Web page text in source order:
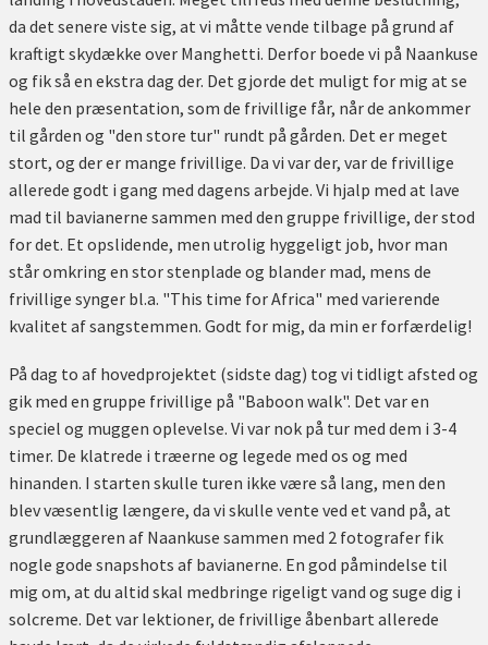
da det senere viste sig, at vi måtte vende tilbage på grund af
kraftigt skydække over Manghetti. Derfor boede vi på Naankuse
og fik så en ekstra dag der. Det gjorde det muligt for mig at se
hele den præsentation, som de frivillige får, når de ankommer
til gården og "den store tur" rundt på gården. Det er meget
stort, og der er mange frivillige. Da vi var der, var de frivillige
allerede godt i gang med dagens arbejde. Vi hjalp med at lave
mad til bavianerne sammen med den gruppe frivillige, der stod
for det. Et opslidende, men utrolig hyggeligt job, hvor man
står omkring en stor stenplade og blander mad, mens de
frivillige synger bl.a. "This time for Africa" med varierende
kvalitet af sangstemmen. Godt for mig, da min er forfærdelig!
På dag to af hovedprojektet (sidste dag) tog vi tidligt afsted og
gik med en gruppe frivillige på "Baboon walk". Det var en
speciel og muggen oplevelse. Vi var nok på tur med dem i 3-4
timer. De klatrede i træerne og legede med os og med
hinanden. I starten skulle turen ikke være så lang, men den
blev væsentlig længere, da vi skulle vente ved et vand på, at
grundlæggeren af Naankuse sammen med 2 fotografer fik
nogle gode snapshots af bavianerne. En god påmindelse til
mig om, at du altid skal medbringe rigeligt vand og suge dig i
solcreme. Det var lektioner, de frivillige åbenbart allerede